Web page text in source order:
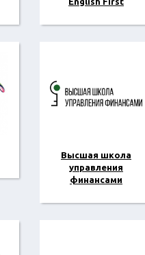
Высшая школа
управления
финансами